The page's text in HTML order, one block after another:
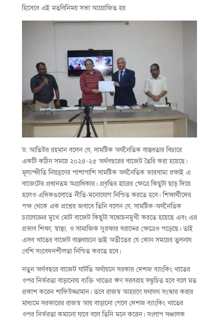
হিসেবে এই মতবিনিময় সভা আয়োজিত হয়
ড. আতিউর রহমান বলেন যে, সামষ্টিক অর্থনৈতিক বাস্তবতার বিচারে
একটি কঠিন সময়ে ২০২৪-২৫ অর্থবছরের বাজেট তৈরি করা হয়েছে।
মূল্যস্ফীতি নিয়ন্ত্রণের পাশাপাশি সামষ্টিক অর্থনৈতিক ভারসাম্য রক্ষাই এ
বাজেটের প্রধানতম অগ্রাধিকার। প্রবৃদ্ধির হারের ক্ষেত্রে কিছুটা ছাড় দিয়ে
হলেও এদিকগুলোতে নীতি-মনোযোগ নিশ্চিত করতে হবে। শিক্ষার্থীদের
পক্ষ থেকে এক প্রশ্নের জবাবে তিনি বলেন যে, সামষ্টিক-অর্থনৈতিক
চ্যালেজ্ঞের মুখে মোট বাজেট কিছুটা সঙ্কোচনমুখী করতে হয়েছে এবং এর
প্রভাব শিক্ষা, স্বাস্থ্য, ও সামাজিক সুরক্ষার বরাদ্দের ক্ষেত্রেও পড়েছে। তাই
এসব খাতের বাজেট বাস্তবায়নে তাই অতীতের যে কোন সময়ের তুলনায
বেশি সংবেদনশীলতা নিশ্চিত করতে হবে।
নতুন অর্থবছরে বাজেট ঘাটতি অর্থায়নে সরকার দেশজ ব্যাংকিং খাতের
ওপর নির্ভরতা বাড়ানোয় ব্যক্তি খাতের ঋণ সরবরাহ সঙ্কুচিত হবে বলে মত
প্রকাশ করেন শাফিউজ্জামান। তবে রাজস্ব আহরণে যথাযথ সংস্কার করার
মাধ্যমে সরকারের রাজস্ব আয় বাড়ানো গেলে দেশজ ব্যাংকিং খাতের
ওপর নির্ভরতা কমানো যাবে বলে তিনি মনে করেন। সংলাপ সঞ্চালক